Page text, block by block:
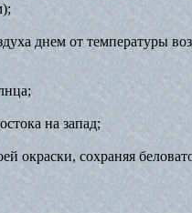
днем от температуры
на запад;
окраски, сохраняя